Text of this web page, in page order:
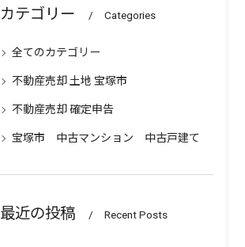
カテゴリー Categories
全てのカテゴリー
不動産売却 土地 宝塚市
不動産売却 確定申告
宝塚市 中古マンション 中古戸建て
最近の投稿 Recent Posts